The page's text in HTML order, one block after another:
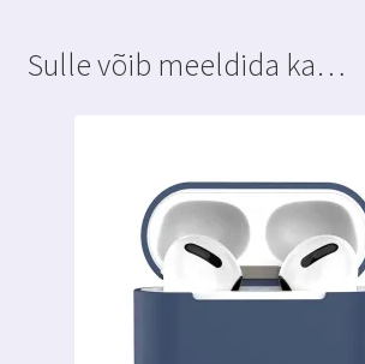
1m
Sulle võib meeldida ka…